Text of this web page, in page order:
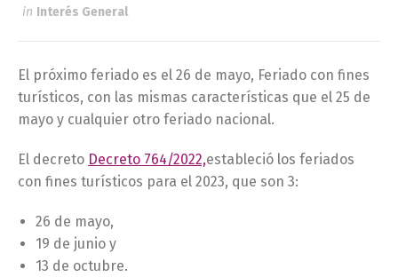
in Interés General
El próximo feriado es el 26 de mayo, Feriado con fines
turísticos, con las mismas características que el 25 de
mayo y cualquier otro feriado nacional.
El decreto Decreto 764/2022,estableció los feriados
con fines turísticos para el 2023, que son 3:
26 de mayo,
19 de junio y
13 de octubre.